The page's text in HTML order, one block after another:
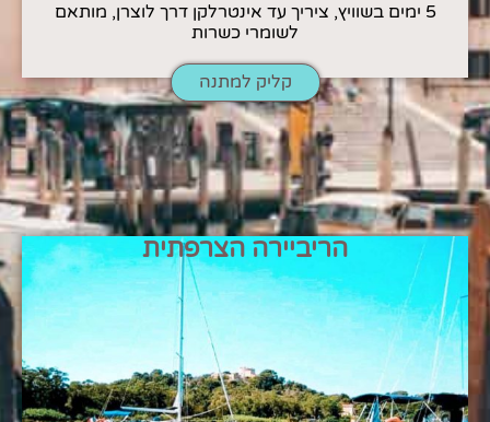
5 ימים בשוויץ, ציריך עד אינטרלקן דרך לוצרן, מותאם
לשומרי כשרות
קליק למתנה
הריביירה הצרפתית